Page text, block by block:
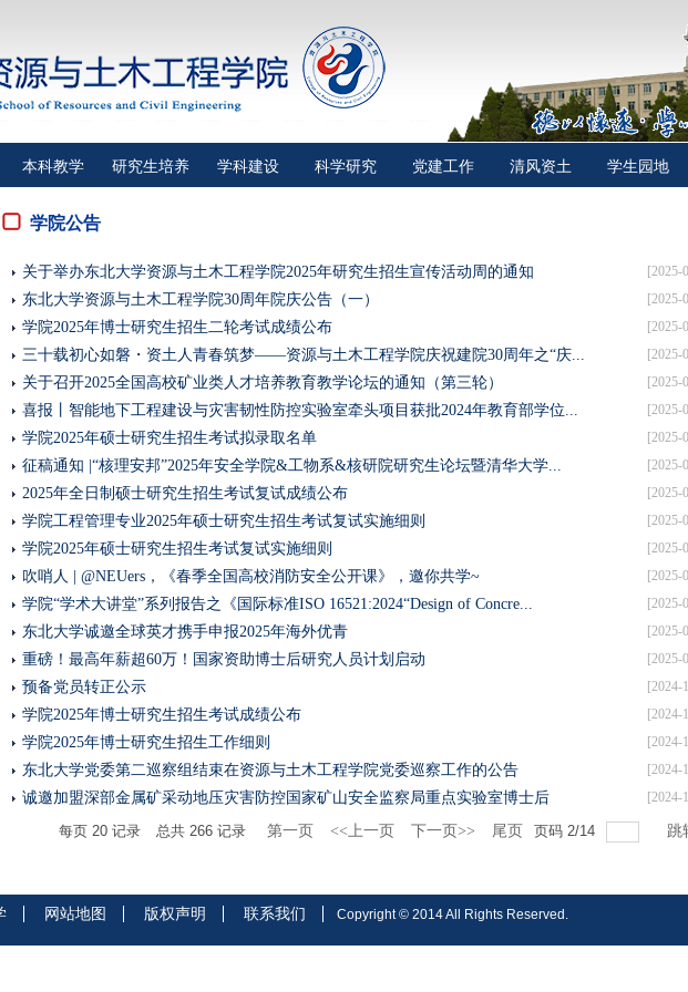
本科教学 研究生培养 学科建设 科学研究 党建工作 清风资土 学生园地
学院公告
关于举办东北大学资源与土木工程学院2025年研究生招生宣传活动周的通知 [2025-
东北大学资源与土木工程学院30周年院庆公告（一） [2025-
学院2025年博士研究生招生二轮考试成绩公布 [2025-
三十载初心如磐・资土人青春筑梦——资源与土木工程学院庆祝建院30周年之“庆... [2025-
关于召开2025全国高校矿业类人才培养教育教学论坛的通知（第三轮） [2025-
喜报丨智能地下工程建设与灾害韧性防控实验室牵头项目获批2024年教育部学位... [2025-
学院2025年硕士研究生招生考试拟录取名单 [2025-
征稿通知 |“核理安邦”2025年安全学院&工物系&核研院研究生论坛暨清华大学... [2025-
2025年全日制硕士研究生招生考试复试成绩公布 [2025-
学院工程管理专业2025年硕士研究生招生考试复试实施细则 [2025-
学院2025年硕士研究生招生考试复试实施细则 [2025-
吹哨人 | @NEUers，《春季全国高校消防安全公开课》，邀你共学~ [2025-
学院“学术大讲堂”系列报告之《国际标准ISO 16521:2024“Design of Concre... [2025-
东北大学诚邀全球英才携手申报2025年海外优青 [2025-
重磅！最高年薪超60万！国家资助博士后研究人员计划启动 [2025-
预备党员转正公示 [2024-
学院2025年博士研究生招生考试成绩公布 [2024-
学院2025年博士研究生招生工作细则 [2024-
东北大学党委第二巡察组结束在资源与土木工程学院党委巡察工作的公告 [2024-
诚邀加盟深部金属矿采动地压灾害防控国家矿山安全监察局重点实验室博士后 [2024-
每页 20 记录 总共 266 记录 第一页 <<上一页 下一页>> 尾页 页码 2/14 跳
网站地图 版权声明 联系我们 Copyright © 2014 All Rights Reserved.